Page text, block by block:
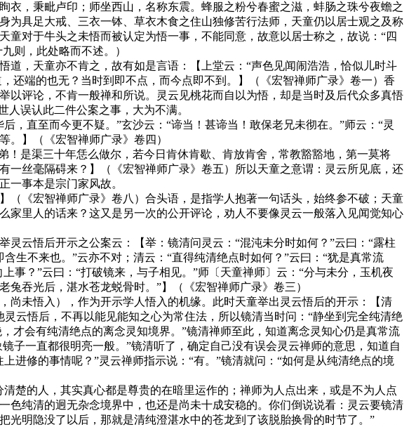
，秉毗卢印；师坐西山，名称东震。蜂服之粉兮春蜜之滋，蚌肠之珠兮夜蟾之
具足大戒、三衣一钵、草衣木食之住山独修苦行法师，天童仍以居士观之及称
对于牛头之未悟而被认定为悟一事，不能同意，故意以居士称之，故说：“四
则，此处略而不述。）
，天童亦不肯之，故有如是言语：【上堂云：“声色见闻闹浩浩，恰似儿时斗
还端的也无？当时到即不点，而今点即不到。】（《宏智禅师广录》卷一）香
评论，不肯一般禅和所说。灵云见桃花而自以为悟，却是当时及后代众多真悟
误认此二件公案之事，大为不满。
直至而今更不疑。”玄沙云：“谛当！甚谛当！敢保老兄未彻在。”师云：“灵
。】（《宏智禅师广录》卷四）
是渠三十年恁么做尔，若今日肯休肯歇、肯放肯舍，常教豁豁地，第一莫将
丝毫隔碍来？】（《宏智禅师广录》卷五）所以天童之意谓：灵云所见底，还
一事本是宗门家风故。
《宏智禅师广录》卷八）合头语，是指学人抱著一句话头，始终参不破；天童
里人的话来？这又是另一次的公开评论，劝人不要像灵云一般落入见闻觉知心
云悟后开示之公案云：【举：镜清问灵云：“混沌未分时如何？”云曰：“露柱
生不来也。”云亦不对；清云：“直得纯清绝点时如何？”云曰：“犹是真常流
事？”云曰：“打破镜来，与子相见。”师〔天童禅师〕云：“分与未分，玉机夜
吞光后，湛水苍龙蜕骨时。”】（《宏智禅师广录》卷三）
未悟入），作为开示学人悟入的机缘。此时天童举出灵云悟后的开示：【清
云悟后，不再以能见能知之心为常住法，所以镜清当时问：“静坐到完全纯清绝
才会有纯清绝点的离念灵知境界。”镜清禅师至此，知道离念灵知心仍是真常流
子一直都很明亮一般。”镜清听了，确定自己没有误会灵云禅师的意思，知道自
进修的事情呢？”灵云禅师指示说：“有。”镜清就问：“如何是从纯清绝点的境
的人，其实真心都是尊贵的在暗里运作的；禅师为人点出来，或是不为人点
纯清的迥无杂念境界中，也还是尚未十成安稳的。你们倒说说看：灵云要镜清
明隐没了以后，那就是清纯澄湛水中的苍龙到了该脱胎换骨的时节了。”